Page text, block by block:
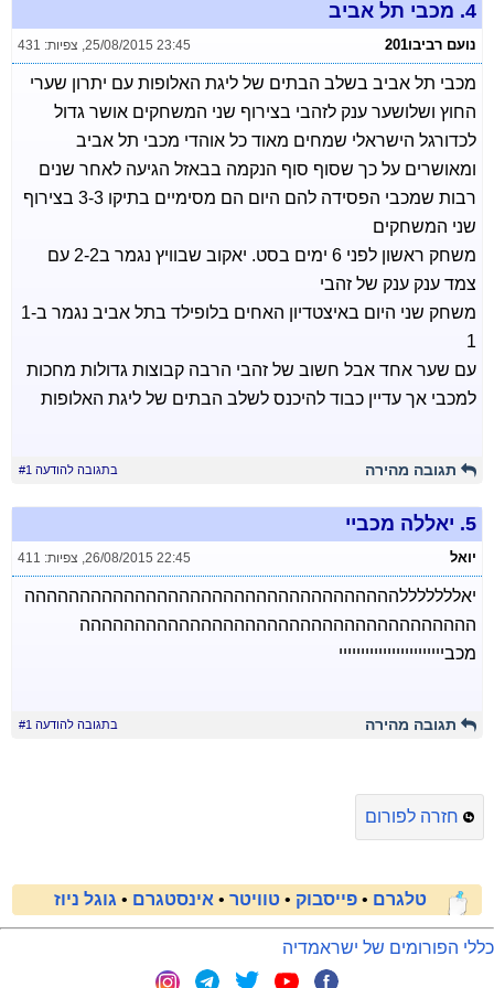
4. מכבי תל אביב
נועם רביבו201 25/08/2015 23:45
, צפיות: 431
מכבי תל אביב בשלב הבתים של ליגת האלופות עם יתרון שערי
החוץ ושלושער ענק לזהבי בצירוף שני המשחקים אושר גדול
לכדורגל הישראלי שמחים מאוד כל אוהדי מכבי תל אביב
ומאושרים על כך שסוף סוף הנקמה בבאזל הגיעה לאחר שנים
רבות שמכבי הפסידה להם היום הם מסימיים בתיקו 3-3 בצירוף
שני המשחקים
משחק ראשון לפני 6 ימים בסט. יאקוב שבוויץ נגמר ב2-2 עם
צמד ענק ענק של זהבי
משחק שני היום באיצטדיון האחים בלופילד בתל אביב נגמר ב1-
1
עם שער אחד אבל חשוב של זהבי הרבה קבוצות גדולות מחכות
למכבי אך עדיין כבוד להיכנס לשלב הבתים של ליגת האלופות
תגובה מהירה בתגובה להודעה #1
5. יאללה מכביי
יואל 26/08/2015 22:45
, צפיות: 411
יאלללללללהההההההההההההההההההההההההההההההההה
הההההההההההההההההההההההההההההההההההה
מכביייייייייייייייייייייייי
תגובה מהירה בתגובה להודעה #1
חזרה לפורום
טלגרם • פייסבוק • טוויטר • אינסטגרם • גוגל ניוז
כללי הפורומים של ישראמדיה